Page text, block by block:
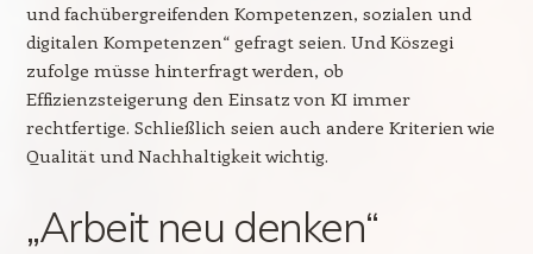
und fachübergreifenden Kompetenzen, sozialen und
digitalen Kompetenzen“ gefragt seien. Und Köszegi
zufolge müsse hinterfragt werden, ob
Effizienzsteigerung den Einsatz von KI immer
rechtfertige. Schließlich seien auch andere Kriterien wie
Qualität und Nachhaltigkeit wichtig.
„Arbeit neu denken“